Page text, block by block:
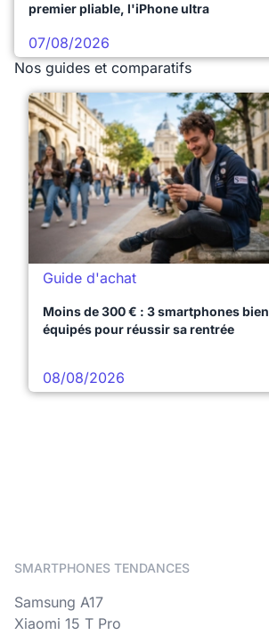
premier pliable, l'iPhone ultra
07/08/2026
Nos guides et comparatifs
Guide d'achat
Moins de 300 € : 3 smartphones bien
équipés pour réussir sa rentrée
08/08/2026
SMARTPHONES TENDANCES
Samsung A17
Xiaomi 15 T Pro